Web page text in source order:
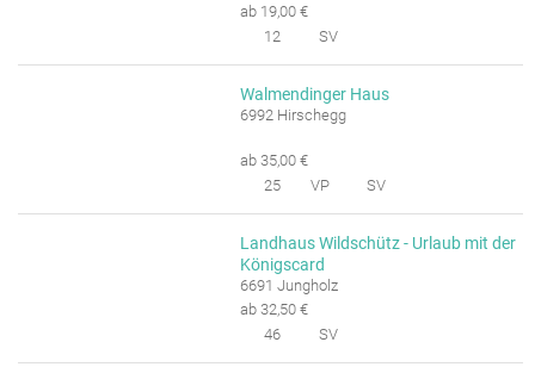
ab 19,00 €
12
SV
Walmendinger Haus
6992 Hirschegg
ab 35,00 €
25
VP SV
Landhaus Wildschütz - Urlaub mit der
Königscard
6691 Jungholz
ab 32,50 €
46
SV